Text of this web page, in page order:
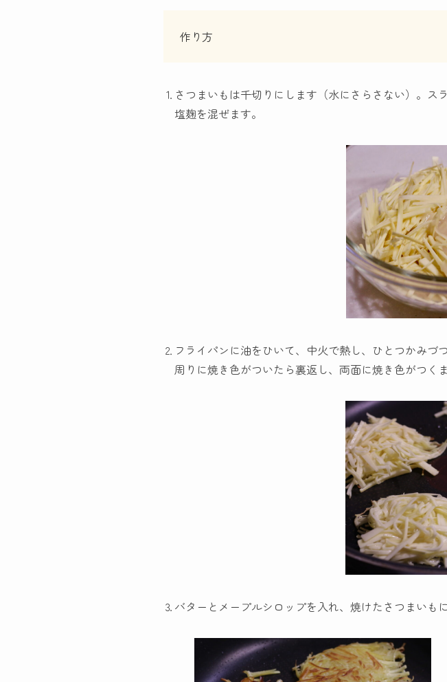
作り方
⒈さつまいもは千切りにします（水にさらさない）。ス
塩麹を混ぜます。
⒉フライパンに油をひいて、中火で熱し、ひとつかみづ
周りに焼き色がついたら裏返し、両面に焼き色がつく
⒊バターとメープルシロップを入れ、焼けたさつまいも